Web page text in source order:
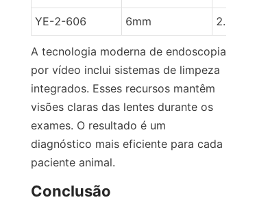
YE-2-606
6mm 2.0mm
A tecnologia moderna de endoscopia
por vídeo inclui sistemas de limpeza
integrados. Esses recursos mantêm
visões claras das lentes durante os
exames. O resultado é um
diagnóstico mais eficiente para cada
paciente animal.
Conclusão